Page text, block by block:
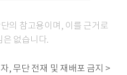
의 참고용이며, 이를 근거로
은 없습니다.
, 무단 전재 및 재배포 금지 >